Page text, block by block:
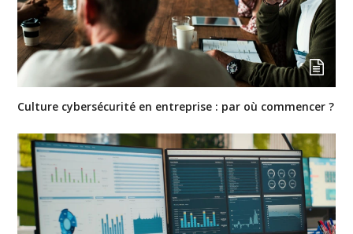
Culture cybersécurité en entreprise : par où commencer ?